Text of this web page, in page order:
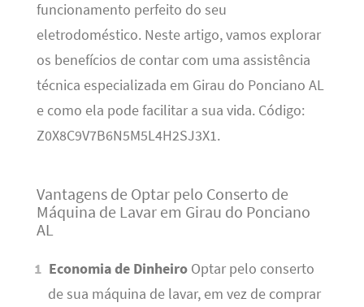
funcionamento perfeito do seu
eletrodoméstico. Neste artigo, vamos explorar
os benefícios de contar com uma assistência
técnica especializada em Girau do Ponciano AL
e como ela pode facilitar a sua vida. Código:
Z0X8C9V7B6N5M5L4H2SJ3X1.
Vantagens de Optar pelo Conserto de
Máquina de Lavar em Girau do Ponciano
AL
Economia de Dinheiro Optar pelo conserto
de sua máquina de lavar, em vez de comprar